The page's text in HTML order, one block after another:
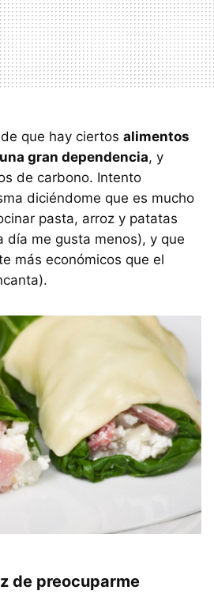
que hay ciertos alimentos
gran dependencia, y
de carbono. Intento
diciéndome que es mucho
pasta, arroz y patatas
día me gusta menos), y que
más económicos que el
de preocuparme